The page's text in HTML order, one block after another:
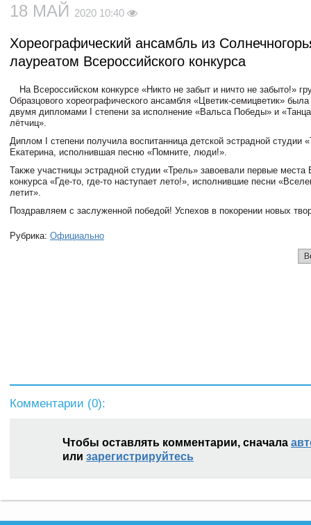
18 МАЙ 2020 10:40
Хореографический ансамбль из
лауреатом Всероссийского конкурса
На Всероссийском конкурсе «Никто не забыт и ничто не забыто!»
Образцового хореографического ансамбля «Цветик-семицветик»
двумя дипломами I степени за исполнение «Вальса Победы» и
лётчиц».
Диплом I степени получила воспитанница детской эстрадной студии
Екатерина, исполнившая песню «Помните, люди!».
Также участницы эстрадной студии «Трель» завоевали первые места
конкурса «Где-то, где-то наступает лето!», исполнившие песни
летит».
Поздравляем с заслуженной победой! Успехов в покорении новых
Рубрика: Официально
Комментарии (0):
Чтобы оставлять комментарии, сначала
или зарегистрируйтесь